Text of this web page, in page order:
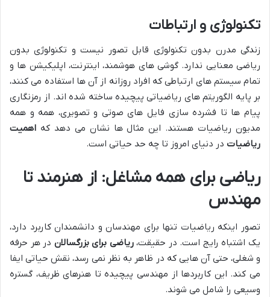
تکنولوژی و ارتباطات
زندگی مدرن بدون تکنولوژی قابل تصور نیست و تکنولوژی بدون
ریاضی معنایی ندارد. گوشی های هوشمند، اینترنت، اپلیکیشن ها و
تمام سیستم های ارتباطی که افراد روزانه از آن ها استفاده می کنند،
بر پایه الگوریتم های ریاضیاتی پیچیده ساخته شده اند. از رمزنگاری
پیام ها تا فشرده سازی فایل های صوتی و تصویری، همه و همه
مدیون ریاضیات هستند. این مثال ها نشان می دهد که اهمیت
ریاضیات در دنیای امروز تا چه حد حیاتی است.
ریاضی برای همه مشاغل: از هنرمند تا
مهندس
تصور اینکه ریاضیات تنها برای مهندسان و دانشمندان کاربرد دارد،
یک اشتباه رایج است. در حقیقت،ریاضی برای بزرگسالان در هر حرفه
و شغلی، حتی آن هایی که در ظاهر به نظر نمی رسد، نقش حیاتی ایفا
می کند. این کاربردها از مهندسی پیچیده تا هنرهای ظریف، گستره
وسیعی را شامل می شوند.